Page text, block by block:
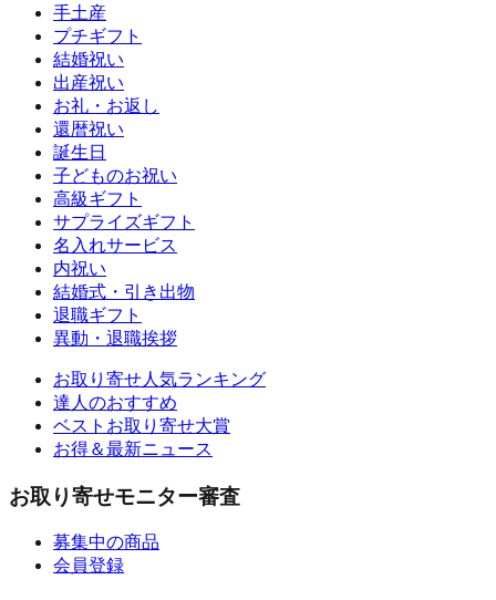
手土産
プチギフト
結婚祝い
出産祝い
お礼・お返し
還暦祝い
誕生日
子どものお祝い
高級ギフト
サプライズギフト
名入れサービス
内祝い
結婚式・引き出物
退職ギフト
異動・退職挨拶
お取り寄せ人気ランキング
達人のおすすめ
ベストお取り寄せ大賞
お得＆最新ニュース
お取り寄せモニター審査
募集中の商品
会員登録